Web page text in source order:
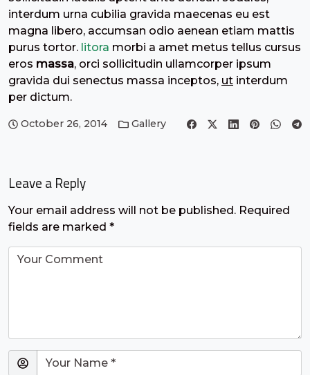
interdum urna cubilia gravida maecenas eu est
magna libero, accumsan odio aenean etiam mattis
purus tortor. litora morbi a amet metus tellus cursus
eros massa, orci sollicitudin ullamcorper ipsum
gravida dui senectus massa inceptos, ut interdum
per dictum.
October 26, 2014 Gallery
Leave a Reply
Your email address will not be published. Required
fields are marked *